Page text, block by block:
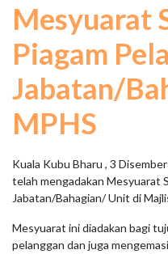
Mesyuarat
Piagam
Jabatan/
MPHS
Kuala Kubu Bharu , 3
telah mengadakan Mesyuarat
Jabatan/Bahagian/ Unit di
Mesyuarat ini diadakan bagi
pelanggan dan juga